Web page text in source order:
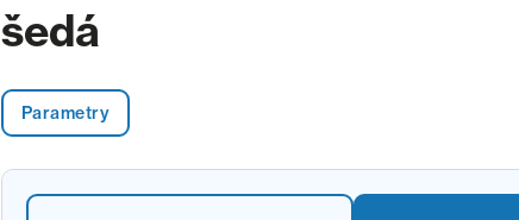
šedá
Parametry